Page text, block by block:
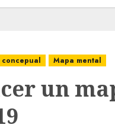
Mapa mental
un